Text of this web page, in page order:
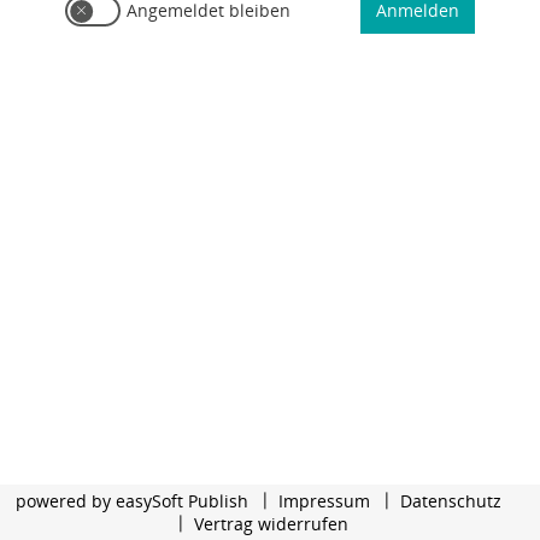
Angemeldet bleiben Anmelden
powered by easySoft Publish Impressum
Datenschutz
Vertrag widerrufen